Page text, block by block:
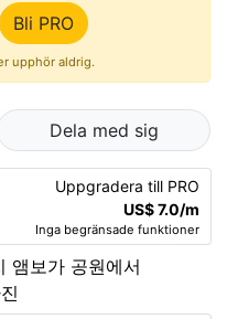
Bli PRO
upphör aldrig.
Dela med sig
Uppgradera till PRO
US$ 7.0/m
Inga begränsade funktioner